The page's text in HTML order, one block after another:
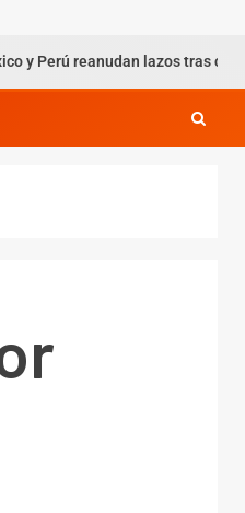
reanudan lazos tras caso Betssy